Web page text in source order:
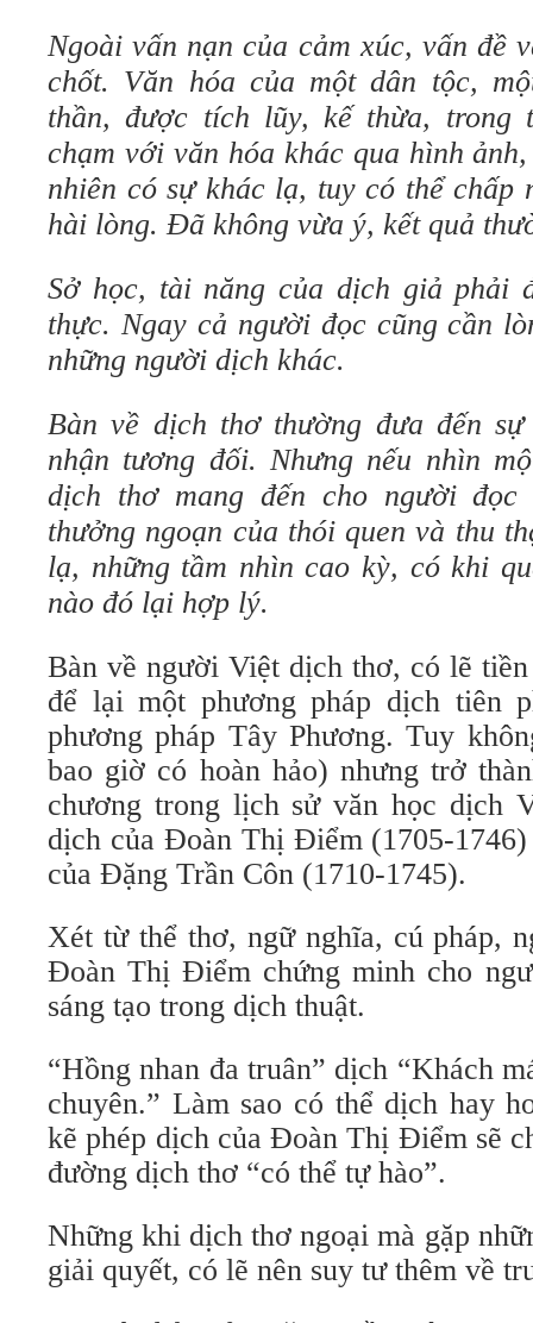
Ngoài vấn nạn của cảm xúc, vấn đề
chốt. Văn hóa của một dân tộc,
thần, được tích lũy, kế thừa,
chạm với văn hóa khác qua hình
nhiên có sự khác lạ, tuy có thể chấp
hài lòng. Đã không vừa ý, kết quả
Sở học, tài năng của dịch giả phải
thực. Ngay cả người đọc cũng cần
những người dịch khác.
Bàn về dịch thơ thường đưa đến
nhận tương đối. Nhưng nếu nhìn
dịch thơ mang đến cho người
thưởng ngoạn của thói quen và thu
lạ, những tầm nhìn cao kỳ, có khi
nào đó lại hợp lý.
Bàn về người Việt dịch thơ, có lẽ tiền
để lại một phương pháp dịch tiên
phương pháp Tây Phương. Tuy
bao giờ có hoàn hảo) nhưng trở
chương trong lịch sử văn học dịch
dịch của Đoàn Thị Điểm (1705-
của Đặng Trần Côn (1710-1745).
Xét từ thể thơ, ngữ nghĩa, cú pháp,
Đoàn Thị Điểm chứng minh cho
sáng tạo trong dịch thuật.
“Hồng nhan đa truân” dịch “Khách
chuyên.” Làm sao có thể dịch hay
kẽ phép dịch của Đoàn Thị Điểm sẽ
đường dịch thơ “có thể tự hào”.
Những khi dịch thơ ngoại mà gặp
giải quyết, có lẽ nên suy tư thêm về